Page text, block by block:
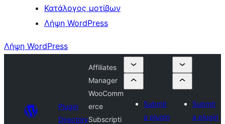
Κατάλογος μοτίβων
Λήψη WordPress
Λήψη WordPress
Plugin
Directory
Affiliates
Manager
WooComm
erce
Subscripti
Submit
a plugin
Submit
a plugin